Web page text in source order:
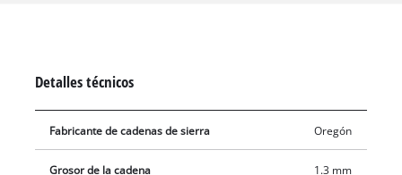
Detalles técnicos
Fabricante de cadenas de sierra Oregón
Grosor de la cadena 1.3 mm